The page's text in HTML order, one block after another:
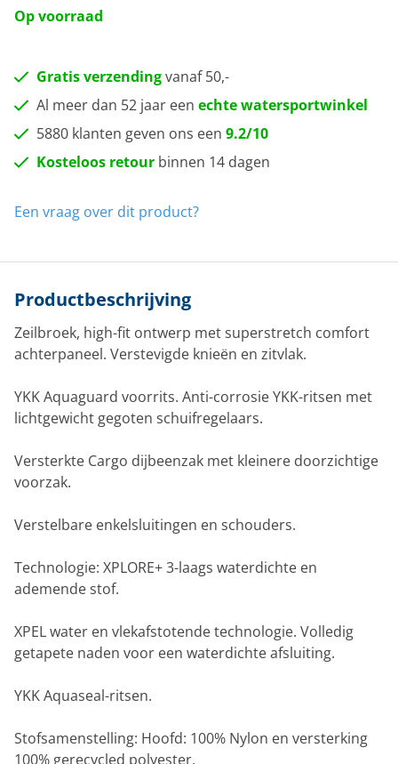
Op voorraad
Gratis verzendingvanaf 50,-
Al meer dan 52 jaar een echte watersportwinkel
5880 klanten geven ons een 9.2/10
Kosteloos retour binnen 14 dagen
Een vraag over dit product?
Productbeschrijving
Zeilbroek, high-fit ontwerp met superstretch comfort
achterpaneel. Verstevigde knieën en zitvlak.
YKK Aquaguard voorrits. Anti-corrosie YKK-ritsen met
lichtgewicht gegoten schuifregelaars.
Versterkte Cargo dijbeenzak met kleinere doorzichtige
voorzak.
Verstelbare enkelsluitingen en schouders.
Technologie: XPLORE+ 3-laags waterdichte en
ademende stof.
XPEL water en vlekafstotende technologie. Volledig
getapete naden voor een waterdichte afsluiting.
YKK Aquaseal-ritsen.
Stofsamenstelling: Hoofd: 100% Nylon en versterking
100% gerecycled polyester.